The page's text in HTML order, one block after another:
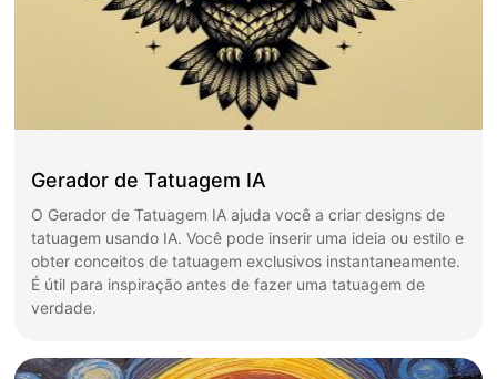
Gerador de Tatuagem IA
O Gerador de Tatuagem IA ajuda você a criar designs de
tatuagem usando IA. Você pode inserir uma ideia ou estilo e
obter conceitos de tatuagem exclusivos instantaneamente.
É útil para inspiração antes de fazer uma tatuagem de
verdade.